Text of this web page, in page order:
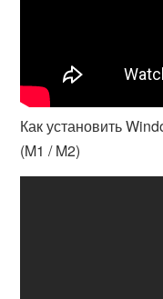
Как установить
(M1 / M2)